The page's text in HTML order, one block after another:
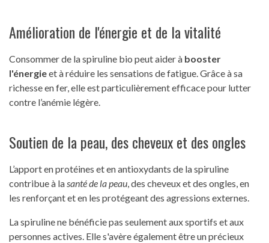
Amélioration de l'énergie et de la vitalité
Consommer de la spiruline bio peut aider à booster
l'énergieet à réduire les sensations de fatigue. Grâce à sa
richesse en fer, elle est particulièrement efficace pour lutter
contre l’anémie légère.
Soutien de la peau, des cheveux et des ongles
L’apport en protéines et en antioxydants de la spiruline
contribue à lasanté de la peau, des cheveux et des ongles, en
les renforçant et en les protégeant des agressions externes.
La spiruline ne bénéficie pas seulement aux sportifs et aux
personnes actives. Elle s'avère également être un précieux